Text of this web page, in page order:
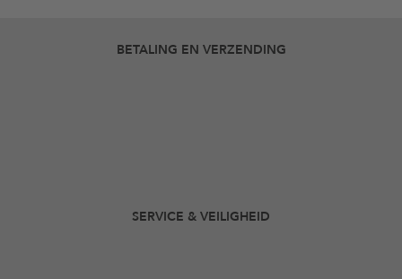
BETALING EN VERZENDING
SERVICE & VEILIGHEID